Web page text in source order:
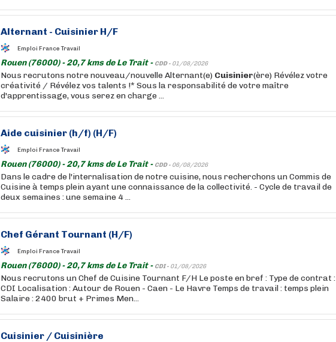
Alternant - Cuisinier H/F
Emploi France Travail
Rouen (76000) - 20,7 kms de Le Trait - CDD - 01/08/2026
Nous recrutons notre nouveau/nouvelle Alternant(e) Cuisinier(ère) Révélez votre
créativité / Révélez vos talents !* Sous la responsabilité de votre maître
d'apprentissage, vous serez en charge ...
Aide cuisinier (h/f) (H/F)
Emploi France Travail
Rouen (76000) - 20,7 kms de Le Trait - CDD - 06/08/2026
Dans le cadre de l'internalisation de notre cuisine, nous recherchons un Commis de
Cuisine à temps plein ayant une connaissance de la collectivité. - Cycle de travail de
deux semaines : une semaine 4 ...
Chef Gérant Tournant (H/F)
Emploi France Travail
Rouen (76000) - 20,7 kms de Le Trait - CDI - 01/08/2026
Nous recrutons un Chef de Cuisine Tournant F/H Le poste en bref : Type de contrat :
CDI Localisation : Autour de Rouen - Caen - Le Havre Temps de travail : temps plein
Salaire : 2400 brut + Primes Men...
Cuisinier / Cuisinière